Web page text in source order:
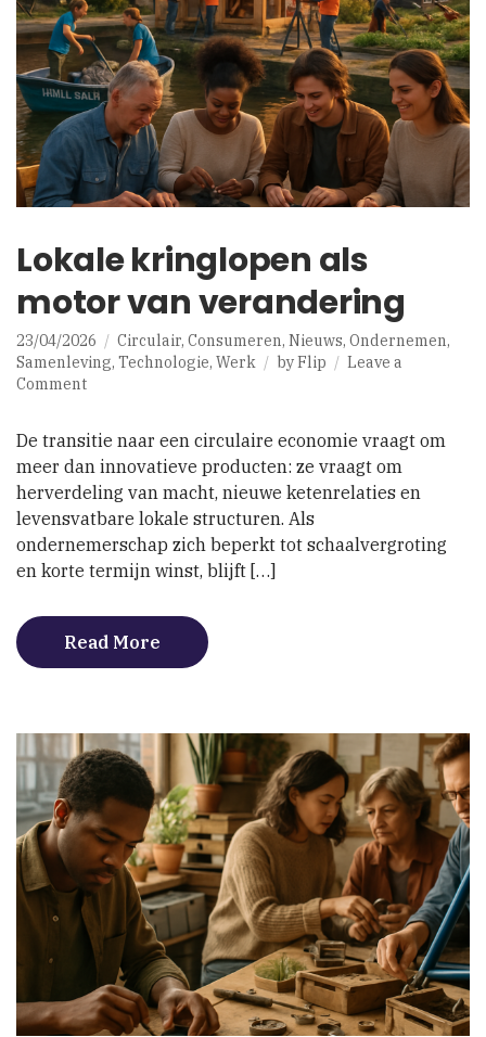
Lokale kringlopen als
motor van verandering
23/04/2026 Circulair, Consumeren, Nieuws, Ondernemen,
Samenleving, Technologie, Werk byFlip
Leave a
Commenton
als
motor
van
verandering
De transitie naar een circulaire economie vraagt om
meer dan innovatieve producten: ze vraagt om
herverdeling van macht, nieuwe ketenrelaties en
levensvatbare lokale structuren. Als
ondernemerschap zich beperkt tot schaalvergroting
en korte termijn winst, blijft […]
Read More